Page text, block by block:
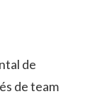
de
de team